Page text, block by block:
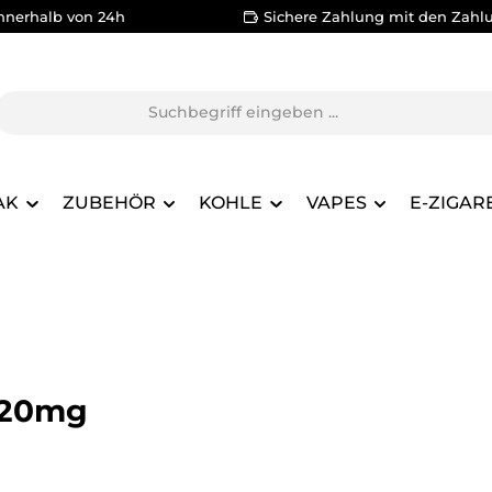
von 24h Sichere Zahlung mit den
ZUBEHÖR KOHLE VAPES E-